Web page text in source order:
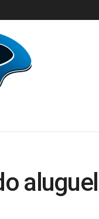
aluguel